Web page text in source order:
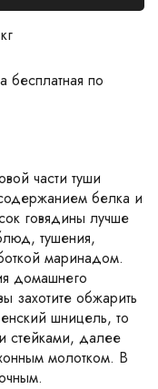
бесплатная по
части туши
белка и
говядины лучше
тушения,
маринадом.
домашнего
захотите обжарить
шницель, то
стейками, далее
молотком. В